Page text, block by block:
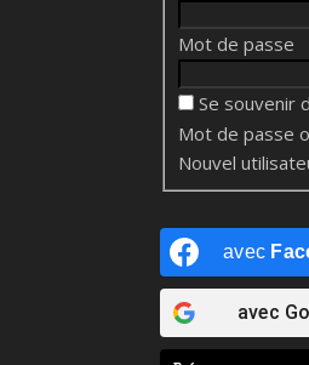
Mot de passe
Se souvenir
Mot de passe
Nouvel
avec
avec